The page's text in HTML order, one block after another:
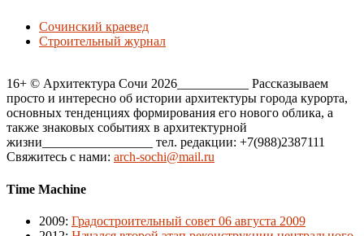
Сочинский краевед
Строительный журнал
16+ © Архитектура Сочи 2026___________ Рассказываем
просто и интересно об истории архитектуры города курорта,
основных тенденциях формирования его нового облика, а
также знаковых событиях в архитектурной
жизни_________________ тел. редакции: +7(988)2387111
Свяжитесь с нами: arch-sochi@mail.ru
Time Machine
2009: Градостроительный совет 06 августа 2009